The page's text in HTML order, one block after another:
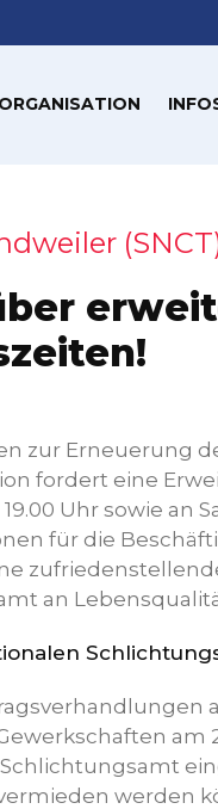
ORGANISATION
zur Erneuerung
fordert eine
Uhr sowie an
für die
an
am
werden